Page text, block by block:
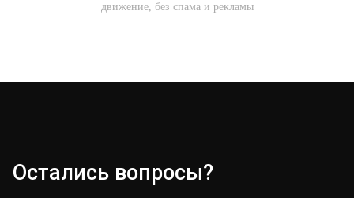
движение, без спама и рекламы
Остались вопросы?